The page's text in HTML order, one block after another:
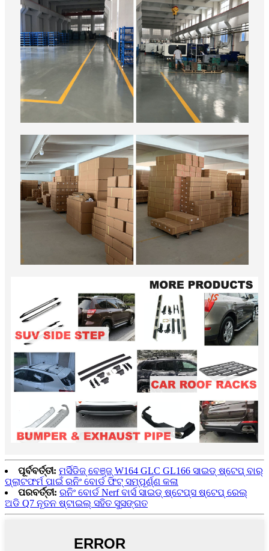
ପୂର୍ବବର୍ତ୍ତୀ: ମର୍ସିଡିଜ୍ ବେଞ୍ଜ୍ W164 GLC GL166 ସାଇଡ୍ ଷ୍ଟେପ୍ ବାର୍
ପ୍ଲାଟଫର୍ମ ପାଇଁ ରନିଂ ବୋର୍ଡ ଫିଟ୍ ସମ୍ପୂର୍ଣ୍ଣ କଳା
ପରବର୍ତ୍ତୀ: ରନିଂ ବୋର୍ଡ Nerf ବାର୍ସ ସାଇଡ୍ ଷ୍ଟେପ୍ସ ଷ୍ଟେପ୍ ରେଲ୍
ଅଡି Q7 ନୂତନ ଷ୍ଟାଇଲ୍ ସହିତ ସୁସଙ୍ଗତ